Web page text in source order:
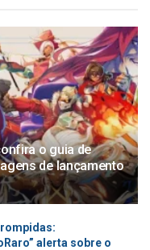
o guia de
de lançamento
alerta sobre o